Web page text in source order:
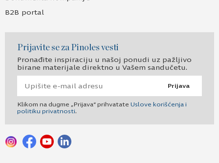
B2B portal
Prijavite se za Pinoles vesti
Pronađite inspiraciju u našoj ponudi uz pažljivo
birane materijale direktno u Vašem sandučetu.
Prijava
Klikom na dugme „Prijava“ prihvatate Uslove korišćenja i
politiku privatnosti.